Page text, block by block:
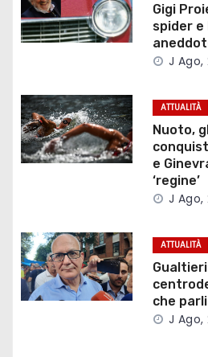
z
i
n
e
t
i
Gigi
spider e
J Ago,
ATTUALITÀ
Nuoto,
e
‘regine’
J Ago,
ATTUALITÀ
che
J Ago,